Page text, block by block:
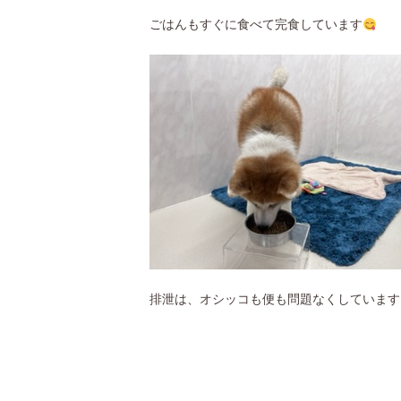
ごはんもすぐに食べて完食しています
排泄は、オシッコも便も問題なくしていま